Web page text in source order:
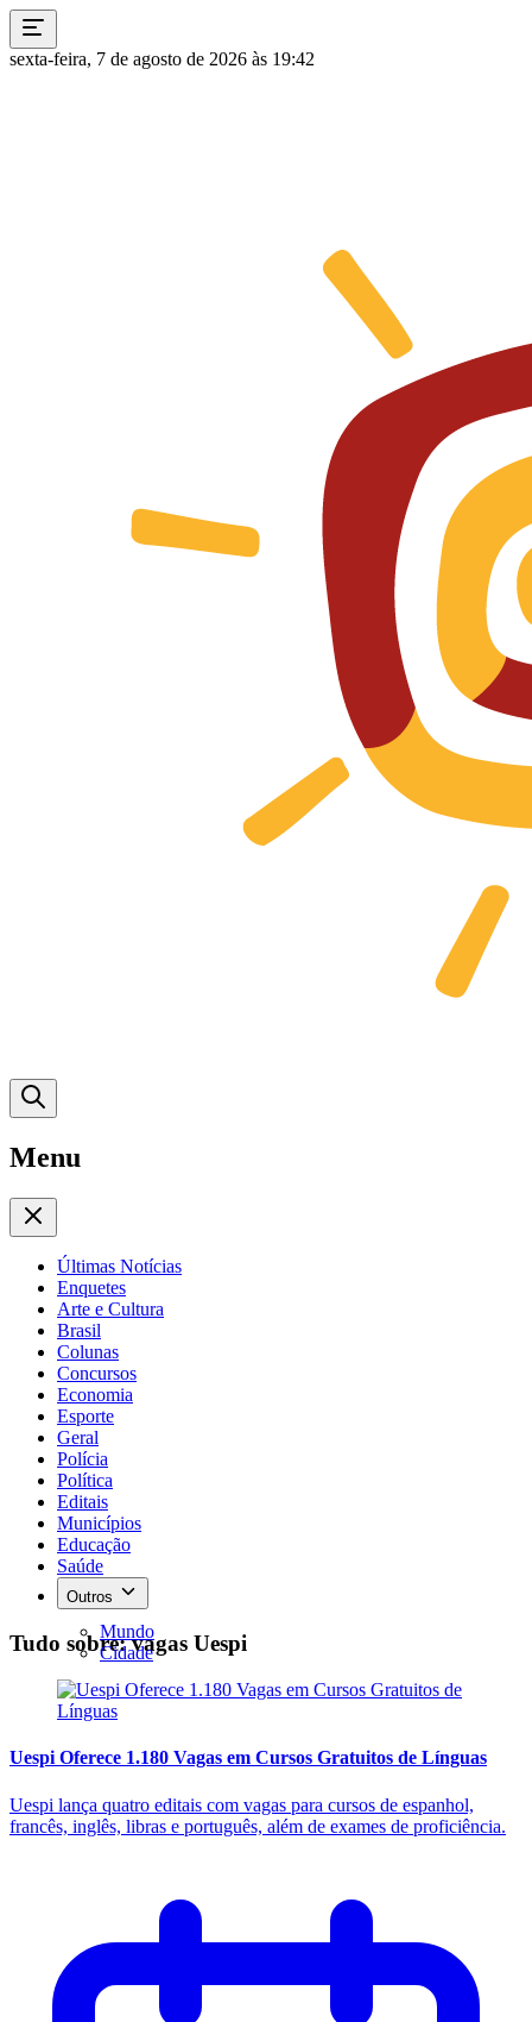
sexta-feira, 7 de agosto de 2026 às 19:42
Menu
Últimas Notícias
Enquetes
Arte e Cultura
Brasil
Colunas
Concursos
Economia
Esporte
Geral
Polícia
Política
Editais
Municípios
Educação
Saúde
Outros
Mundo
Cidade
Tudo sobre: vagas Uespi
Uespi Oferece 1.180 Vagas em Cursos Gratuitos de Línguas
Uespi lança quatro editais com vagas para cursos de espanhol,
francês, inglês, libras e português, além de exames de proficiência.